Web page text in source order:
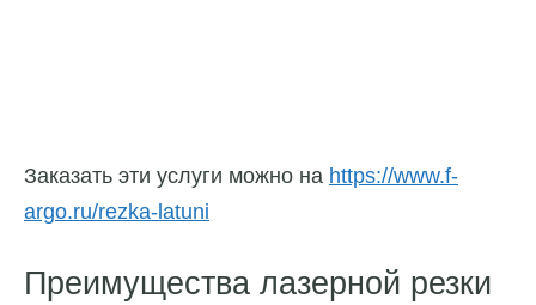
Заказать эти услуги можно на https://www.f-
argo.ru/rezka-latuni
Преимущества лазерной резки